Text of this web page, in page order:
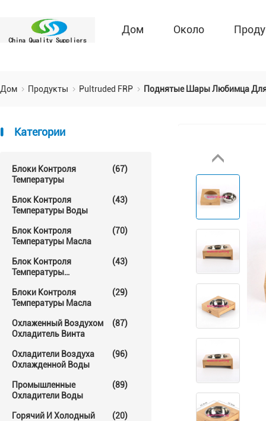
Дом Около
Дом Продукты Pultruded FRP Поднятые Шары Любимца
Категории
Блоки Контроля
Температуры
(67)
Блок Контроля
Температуры Воды
(43)
Блок Контроля
Температуры Масла
(70)
Блок Контроля
Температуры
(43)
Блоки Контроля
Температуры Масла
(29)
Охлаженный Воздухом
Охладитель Винта
(87)
Охладители Воздуха
Охлажденной Воды
(96)
Промышленные
Охладители Воды
(89)
Горячий И Холодный
(20)